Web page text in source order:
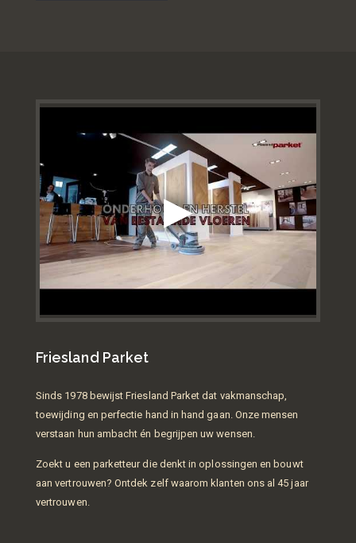
Friesland Parket
Sinds 1978 bewijst Friesland Parket dat vakmanschap,
toewijding en perfectie hand in hand gaan. Onze mensen
verstaan hun ambacht én begrijpen uw wensen.
Zoekt u een parketteur die denkt in oplossingen en bouwt
aan vertrouwen? Ontdek zelf waarom klanten ons al 45 jaar
vertrouwen.